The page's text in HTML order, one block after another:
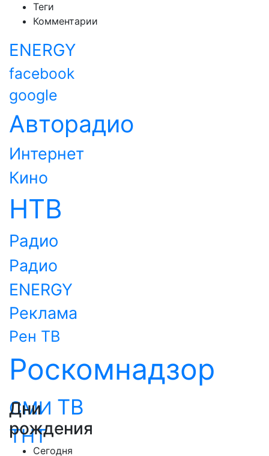
Теги
Комментарии
ENERGY
facebook
google
Авторадио
Интернет
Кино
НТВ
Радио
Радио
ENERGY
Реклама
Рен ТВ
Роскомнадзор
СМИ ТВ
ТНТ
Дни
рождения
Сегодня